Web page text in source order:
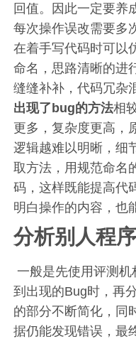
回值。因此一定要养
每次操作误改需要多
在着手写代码时可以
命名，思路清晰的进
缝缝补补，代码冗杂
出现了bug的方法相
更多，复杂度更高，
逻辑越难以明晰，细
取方法，用规范命名
码，这样既能提高代
明白操作的内容，也
分析别人程
一般是先使用评测
到出现的Bug时，再
的部分不断简化，同
据仍能发现错误，最